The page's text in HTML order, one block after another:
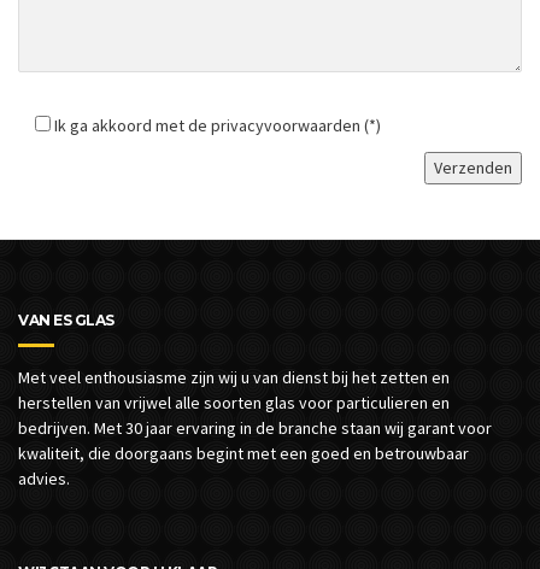
Ik ga akkoord met de privacyvoorwaarden (*)
VAN ES GLAS
Met veel enthousiasme zijn wij u van dienst bij het zetten en
herstellen van vrijwel alle soorten glas voor particulieren en
bedrijven. Met 30 jaar ervaring in de branche staan wij garant voor
kwaliteit, die doorgaans begint met een goed en betrouwbaar
advies.